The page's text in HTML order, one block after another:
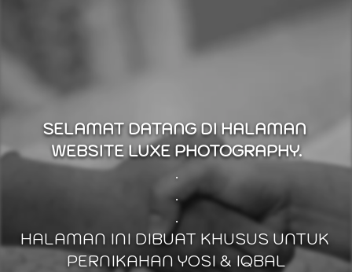
SELAMAT DATANG DI HALAMAN
WEBSITE LUXE PHOTOGRAPHY.
.
.
.
HALAMAN INI DIBUAT KHUSUS UNTUK
PERNIKAHAN YOSI & IQBAL